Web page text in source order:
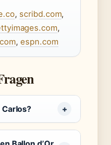
, scribd.com,
,
,espn.com